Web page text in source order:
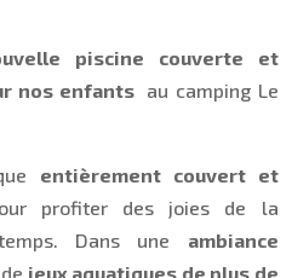
piscine couverte et
nos enfants au camping Le
entièrement couvert et
profiter des joies de la
Dans une ambiance
jeux aquatiques de plus de